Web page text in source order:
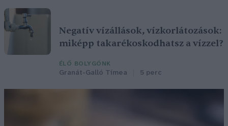
Negatív vízállások, vízkorlátozások:
miképp takarékoskodhatsz a vízzel?
ÉLŐ BOLYGÓNK
Granát-Galló Tímea 5 perc